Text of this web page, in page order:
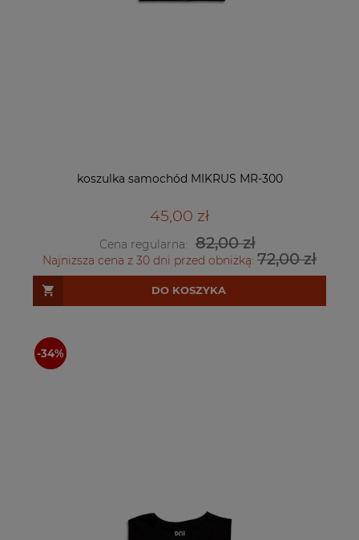
koszulka samochód MIKRUS MR-300
45,00 zł
Cena regularna: 82,00 zł
Najniższa cena z 30 dni przed obniżką: 72,00 zł
DO KOSZYKA